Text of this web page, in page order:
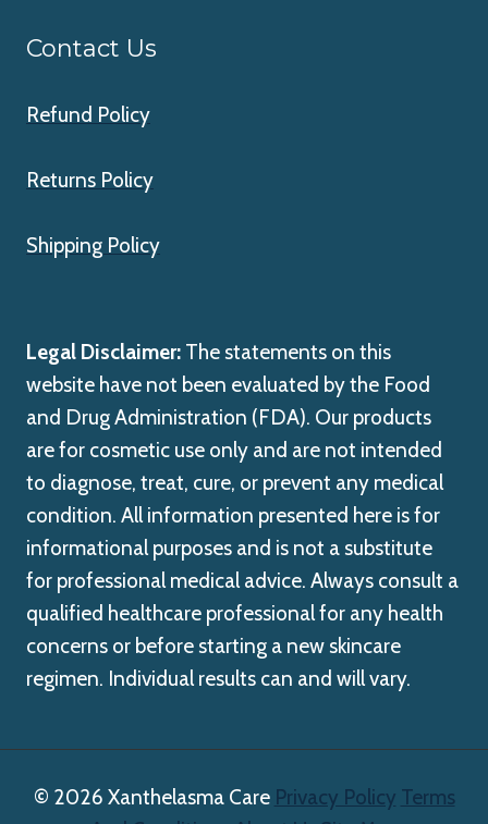
Contact Us
Refund Policy
Returns Policy
Shipping Policy
Legal Disclaimer: The statements on this
website have not been evaluated by the Food
and Drug Administration (FDA). Our products
are for cosmetic use only and are not intended
to diagnose, treat, cure, or prevent any medical
condition. All information presented here is for
informational purposes and is not a substitute
for professional medical advice. Always consult a
qualified healthcare professional for any health
concerns or before starting a new skincare
regimen. Individual results can and will vary.
© 2026 Xanthelasma Care Privacy Policy Terms